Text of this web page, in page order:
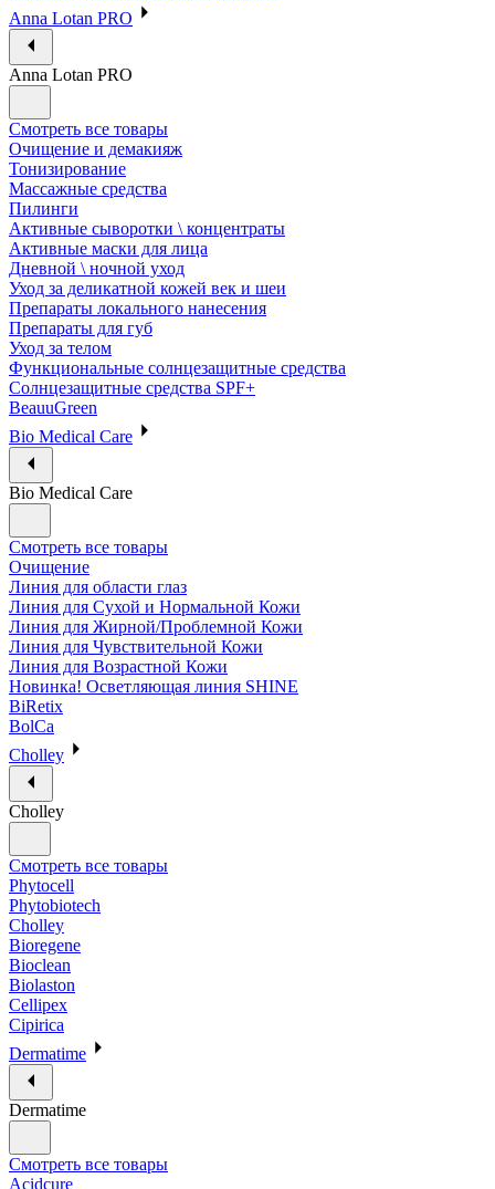
Anna Lotan PRO
Anna Lotan PRO
Смотреть все товары
Очищение и демакияж
Тонизирование
Массажные средства
Пилинги
Активные сыворотки \ концентраты
Активные маски для лица
Дневной \ ночной уход
Уход за деликатной кожей век и шеи
Препараты локального нанесения
Препараты для губ
Уход за телом
Функциональные солнцезащитные средства
Солнцезащитные средства SPF+
BeauuGreen
Bio Medical Care
Bio Medical Care
Смотреть все товары
Очищение
Линия для области глаз
Линия для Сухой и Нормальной Кожи
Линия для Жирной/Проблемной Кожи
Линия для Чувствительной Кожи
Линия для Возрастной Кожи
Новинка! Осветляющая линия SHINE
BiRetix
BolCa
Cholley
Cholley
Смотреть все товары
Phytocell
Phytobiotech
Cholley
Bioregene
Bioclean
Biolaston
Cellipex
Cipirica
Dermatime
Dermatime
Смотреть все товары
Acidcure